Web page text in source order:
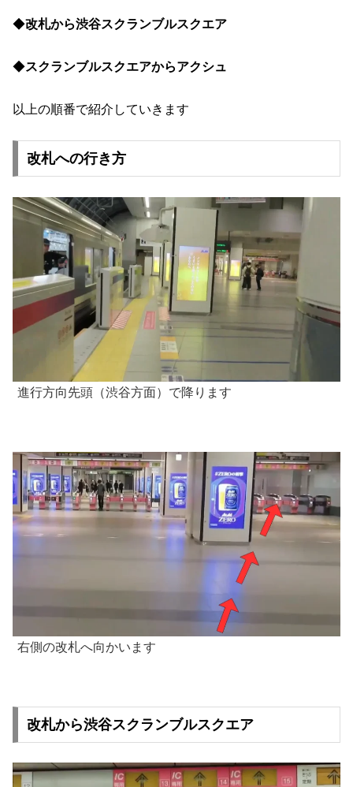
◆改札から渋谷スクランブルスクエア
◆スクランブルスクエアからアクシュ
以上の順番で紹介していきます
改札への行き方
進行方向先頭（渋谷方面）で降ります
右側の改札へ向かいます
改札から渋谷スクランブルスクエア